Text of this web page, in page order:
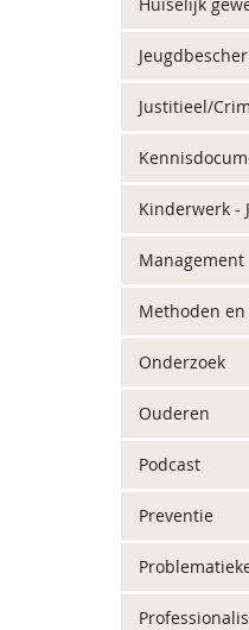
Justitieel/
Kinderwerk -
Management
Methoden
Onderzoek
Ouderen
Podcast
Preventie